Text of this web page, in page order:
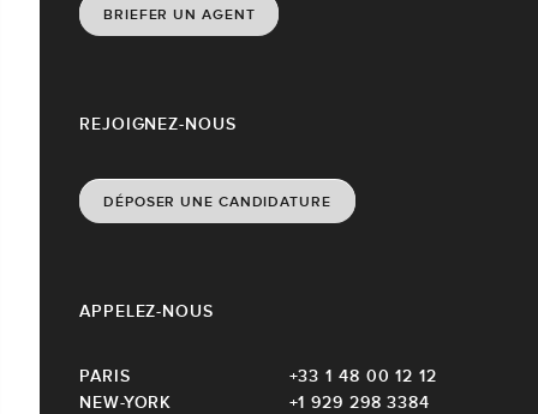
REJOIGNEZ-NOUS
DÉPOSER UNE CANDIDATURE
APPELEZ-NOUS
PARIS
+33 1 48 00 12 12
NEW-YORK
+1 929 298 3384
BRIEFER UN AGENT